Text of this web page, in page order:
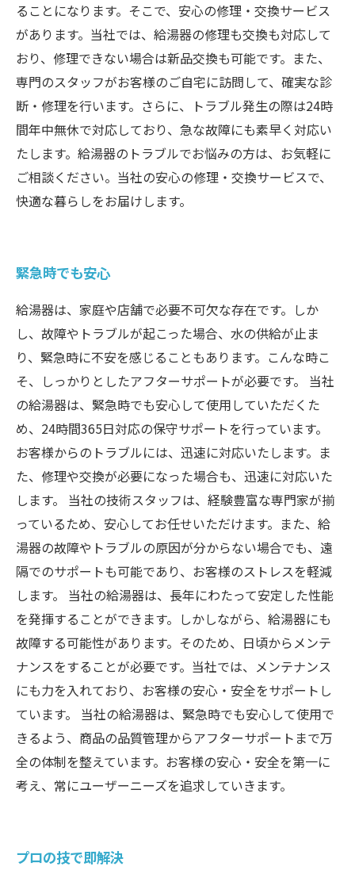
ることになります。そこで、安心の修理・交換サービス
があります。当社では、給湯器の修理も交換も対応して
おり、修理できない場合は新品交換も可能です。また、
専門のスタッフがお客様のご自宅に訪問して、確実な診
断・修理を行います。さらに、トラブル発生の際は24時
間年中無休で対応しており、急な故障にも素早く対応い
たします。給湯器のトラブルでお悩みの方は、お気軽に
ご相談ください。当社の安心の修理・交換サービスで、
快適な暮らしをお届けします。
緊急時でも安心
給湯器は、家庭や店舗で必要不可欠な存在です。しか
し、故障やトラブルが起こった場合、水の供給が止ま
り、緊急時に不安を感じることもあります。こんな時こ
そ、しっかりとしたアフターサポートが必要です。 当社
の給湯器は、緊急時でも安心して使用していただくた
め、24時間365日対応の保守サポートを行っています。
お客様からのトラブルには、迅速に対応いたします。ま
た、修理や交換が必要になった場合も、迅速に対応いた
します。 当社の技術スタッフは、経験豊富な専門家が揃
っているため、安心してお任せいただけます。また、給
湯器の故障やトラブルの原因が分からない場合でも、遠
隔でのサポートも可能であり、お客様のストレスを軽減
します。 当社の給湯器は、長年にわたって安定した性能
を発揮することができます。しかしながら、給湯器にも
故障する可能性があります。そのため、日頃からメンテ
ナンスをすることが必要です。当社では、メンテナンス
にも力を入れており、お客様の安心・安全をサポートし
ています。 当社の給湯器は、緊急時でも安心して使用で
きるよう、商品の品質管理からアフターサポートまで万
全の体制を整えています。お客様の安心・安全を第一に
考え、常にユーザーニーズを追求していきます。
プロの技で即解決